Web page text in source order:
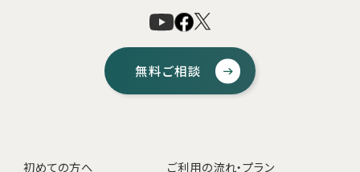
無料ご相談
初めての方へ ご利用の流れ・プラン